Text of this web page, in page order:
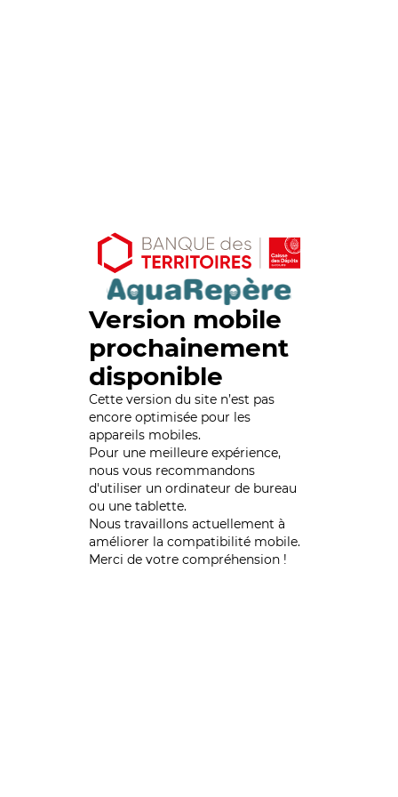
Version mobile
prochainement
disponible
Cette version du site n’est pas
encore optimisée pour les
appareils mobiles.
Pour une meilleure expérience,
nous vous recommandons
d'utiliser un ordinateur de bureau
ou une tablette.
Nous travaillons actuellement à
améliorer la compatibilité mobile.
Merci de votre compréhension !